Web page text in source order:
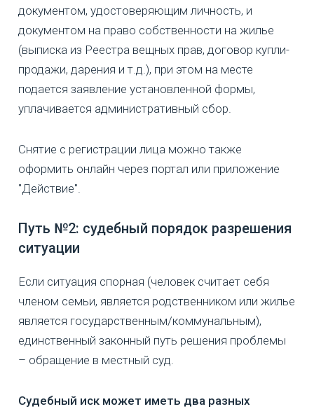
документом, удостоверяющим личность, и
документом на право собственности на жилье
(выписка из Реестра вещных прав, договор купли-
продажи, дарения и т.д.), при этом на месте
подается заявление установленной формы,
уплачивается административный сбор.
Снятие с регистрации лица можно также
оформить онлайн через портал или приложение
"Действие".
Путь №2: судебный порядок разрешения
ситуации
Если ситуация спорная (человек считает себя
членом семьи, является родственником или жилье
является государственным/коммунальным),
единственный законный путь решения проблемы
– обращение в местный суд.
Судебный иск может иметь два разных